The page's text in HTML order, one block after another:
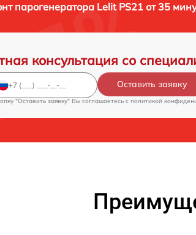
парогенератора Lelit PS21 от 35
консультация со
Оставить заявку
"Оставить заявку" Вы соглашаетесь c политикой